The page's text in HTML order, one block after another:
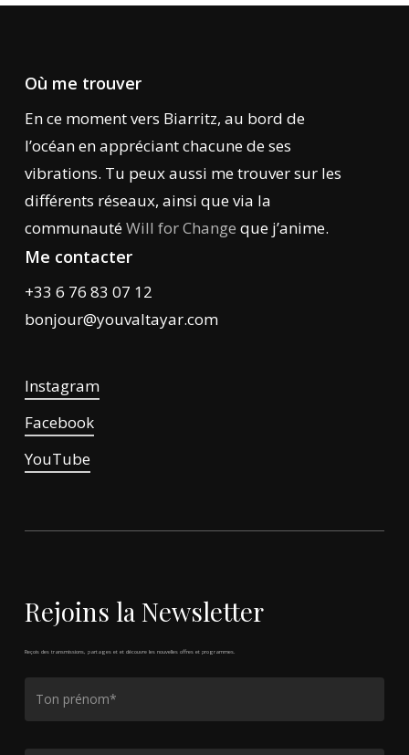
Où me trouver
En ce moment vers Biarritz, au bord de
l’océan en appréciant chacune de ses
vibrations. Tu peux aussi me trouver sur les
différents réseaux, ainsi que via la
communautéWill for Change que j’anime.
Me contacter
+33 6 76 83 07 12
bonjour@youvaltayar.com
Instagram
Facebook
YouTube
Rejoins la Newsletter
Reçois des transmissions, partages et et découvre les nouvelles offres et programmes.